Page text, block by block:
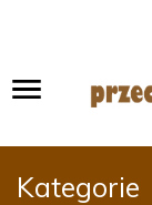
Kategorie